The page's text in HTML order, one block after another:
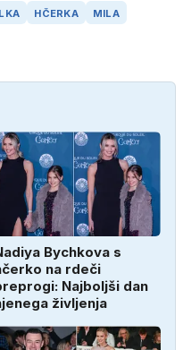
HČERKA MILA
Bychkova s
na rdeči
Najboljši dan
življenja